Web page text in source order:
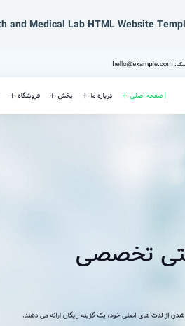
and Medical Lab HTML Website